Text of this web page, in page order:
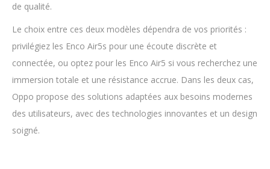
de qualité.
Le choix entre ces deux modèles dépendra de vos priorités :
privilégiez les Enco Air5s pour une écoute discrète et
connectée, ou optez pour les Enco Air5 si vous recherchez une
immersion totale et une résistance accrue. Dans les deux cas,
Oppo propose des solutions adaptées aux besoins modernes
des utilisateurs, avec des technologies innovantes et un design
soigné.